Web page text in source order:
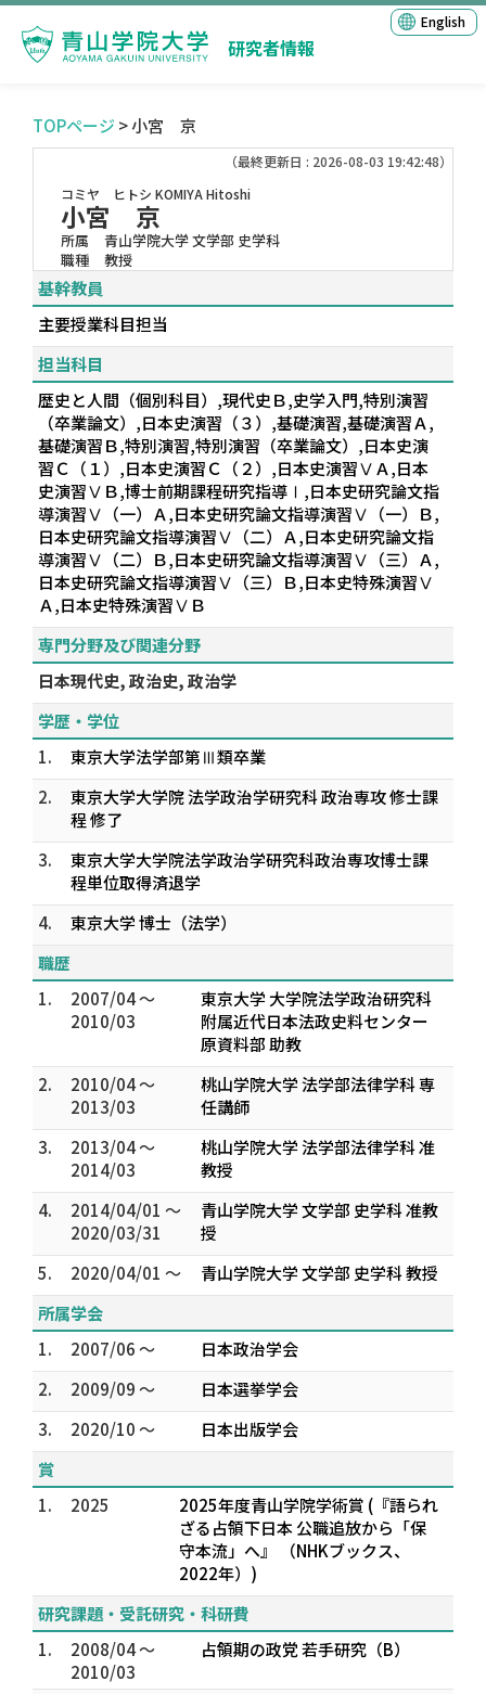
研究者情報
English
TOPページ > 小宮 京
（最終更新日 : 2026-08-03 19:42:48）
コミヤ ヒトシ KOMIYA Hitoshi
小宮 京
所属
青山学院大学 文学部 史学科
職種
教授
基幹教員
主要授業科目担当
担当科目
歴史と人間（個別科目）,現代史Ｂ,史学入門,特別演習
（卒業論文）,日本史演習（３）,基礎演習,基礎演習Ａ,
基礎演習Ｂ,特別演習,特別演習（卒業論文）,日本史演
習Ｃ（１）,日本史演習Ｃ（２）,日本史演習ⅤＡ,日本
史演習ⅤＢ,博士前期課程研究指導Ⅰ,日本史研究論文指
導演習Ⅴ（一）Ａ,日本史研究論文指導演習Ⅴ（一）Ｂ,
日本史研究論文指導演習Ⅴ（二）Ａ,日本史研究論文指
導演習Ⅴ（二）Ｂ,日本史研究論文指導演習Ⅴ（三）Ａ,
日本史研究論文指導演習Ⅴ（三）Ｂ,日本史特殊演習Ⅴ
Ａ,日本史特殊演習ⅤＢ
専門分野及び関連分野
日本現代史, 政治史, 政治学
学歴・学位
1.
東京大学法学部第Ⅲ類卒業
2.
東京大学大学院 法学政治学研究科 政治専攻 修士課
程 修了
3.
東京大学大学院法学政治学研究科政治専攻博士課
程単位取得済退学
4.
東京大学 博士（法学）
職歴
1.
2007/04 ～
2010/03
東京大学 大学院法学政治研究科
附属近代日本法政史料センター
原資料部 助教
2.
2010/04 ～
2013/03
桃山学院大学 法学部法律学科 専
任講師
3.
2013/04 ～
2014/03
桃山学院大学 法学部法律学科 准
教授
4.
2014/04/01 ～
2020/03/31
青山学院大学 文学部 史学科 准教
授
5.
2020/04/01 ～
青山学院大学 文学部 史学科 教授
所属学会
1.
2007/06 ～
日本政治学会
2.
2009/09 ～
日本選挙学会
3.
2020/10 ～
日本出版学会
賞
1.
2025
2025年度青山学院学術賞 (『語られ
ざる占領下日本 公職追放から「保
守本流」へ』 （NHKブックス、
2022年）)
研究課題・受託研究・科研費
1.
2008/04 ～
2010/03
占領期の政党 若手研究（B）